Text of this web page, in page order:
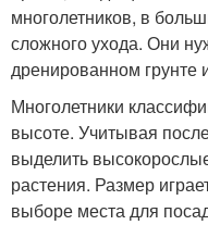
многолетников, в
сложного ухода. Они
дренированном грунте
Многолетники
высоте. Учитывая
выделить
растения. Размер
выборе места для